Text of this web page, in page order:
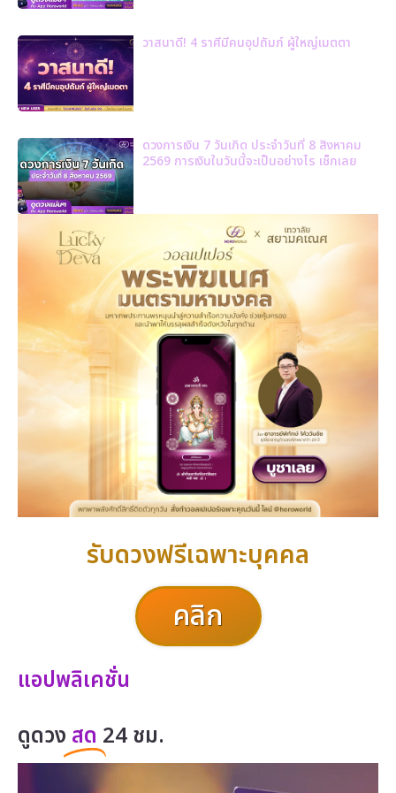
วาสนาดี! 4 ราศีมีคนอุปถัมภ์ ผู้ใหญ่เมตตา
ดวงการเงิน 7 วันเกิด ประจำวันที่ 8 สิงหาคม
2569 การเงินในวันนี้จะเป็นอย่างไร เช็กเลย
รับดวงฟรีเฉพาะบุคคล
คลิก
แอปพลิเคชั่น
ดูดวง สด 24 ชม.